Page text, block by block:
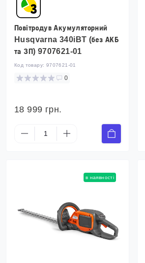
Повітродув Акумуляторний
Husqvarna 340iBT (без АКБ
та ЗП) 9707621-01
Код товару: 9707621-01
0
18 999 грн.
в наявності